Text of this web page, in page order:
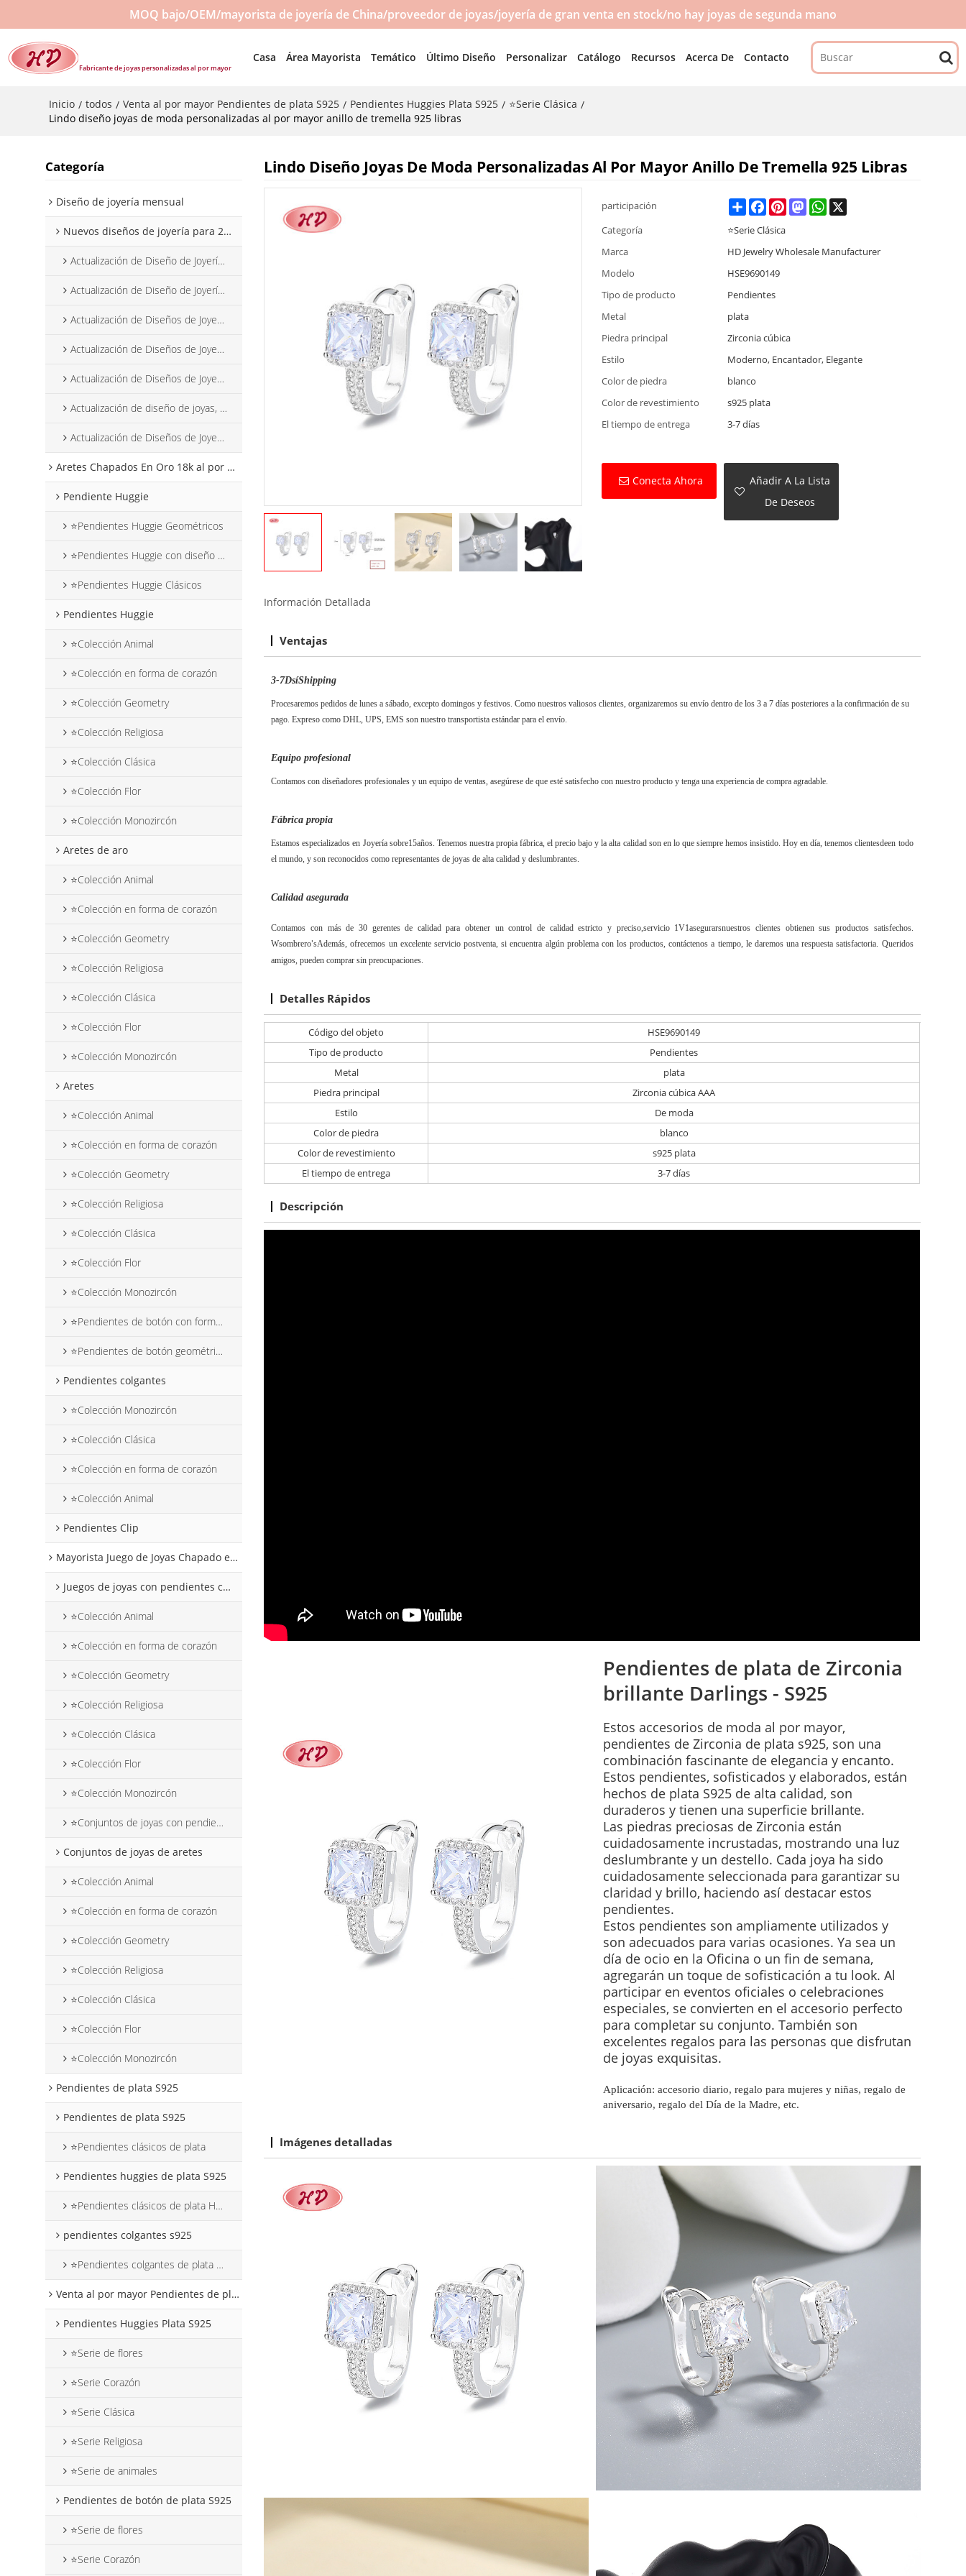
MOQ bajo/OEM/mayorista de joyería de China/proveedor de joyas/joyería de gran venta en stock/no hay joyas de segunda mano
Fabricante de joyas personalizadas al por mayor
Casa Área Mayorista Temático Último Diseño Personalizar Catálogo Recursos Acerca De Contacto
Inicio / todos / Venta al por mayor Pendientes de plata S925 / Pendientes Huggies Plata S925 / ⭐Serie Clásica /
Lindo diseño joyas de moda personalizadas al por mayor anillo de tremella 925 libras
Categoría
Diseño de joyería mensual
Nuevos diseños de joyería para 2025
Actualización de Diseño de Joyería Enero 2025
Actualización de Diseño de Joyería, febrero de 2025
Actualización de Diseños de Joyería Marzo 2025
Actualización de Diseños de Joyería Abril 2025
Actualización de Diseños de Joyería Mayo 2025
Actualización de diseño de joyas, junio de 2025
Actualización de Diseños de Joyería Julio 2025
Aretes Chapados En Oro 18k al por mayor
Pendiente Huggie
⭐Pendientes Huggie Geométricos
⭐Pendientes Huggie con diseño de flores
⭐Pendientes Huggie Clásicos
Pendientes Huggie
⭐Colección Animal
⭐Colección en forma de corazón
⭐Colección Geometry
⭐Colección Religiosa
⭐Colección Clásica
⭐Colección Flor
⭐Colección Monozircón
Aretes de aro
⭐Colección Animal
⭐Colección en forma de corazón
⭐Colección Geometry
⭐Colección Religiosa
⭐Colección Clásica
⭐Colección Flor
⭐Colección Monozircón
Aretes
⭐Colección Animal
⭐Colección en forma de corazón
⭐Colección Geometry
⭐Colección Religiosa
⭐Colección Clásica
⭐Colección Flor
⭐Colección Monozircón
⭐Pendientes de botón con forma de flor
⭐Pendientes de botón geométricos
Pendientes colgantes
⭐Colección Monozircón
⭐Colección Clásica
⭐Colección en forma de corazón
⭐Colección Animal
Pendientes Clip
Mayorista Juego de Joyas Chapado en Oro 18k
Juegos de joyas con pendientes colgantes
⭐Colección Animal
⭐Colección en forma de corazón
⭐Colección Geometry
⭐Colección Religiosa
⭐Colección Clásica
⭐Colección Flor
⭐Colección Monozircón
⭐Conjuntos de joyas con pendientes colgantes de flores
Conjuntos de joyas de aretes
⭐Colección Animal
⭐Colección en forma de corazón
⭐Colección Geometry
⭐Colección Religiosa
⭐Colección Clásica
⭐Colección Flor
⭐Colección Monozircón
Pendientes de plata S925
Pendientes de plata S925
⭐Pendientes clásicos de plata
Pendientes huggies de plata S925
⭐Pendientes clásicos de plata Huggies
pendientes colgantes s925
⭐Pendientes colgantes de plata con forma de corazón
Venta al por mayor Pendientes de plata S925
Pendientes Huggies Plata S925
⭐Serie de flores
⭐Serie Corazón
⭐Serie Clásica
⭐Serie Religiosa
⭐Serie de animales
Pendientes de botón de plata S925
⭐Serie de flores
⭐Serie Corazón
Lindo Diseño Joyas De Moda Personalizadas Al Por Mayor Anillo De Tremella 925 Libras
participación ShareFacebookPinterestMastodonWhatsApp
Categoría
⭐Serie Clásica
Marca
HD Jewelry Wholesale Manufacturer
Modelo
HSE9690149
Tipo de producto
Pendientes
Metal
plata
Piedra principal
Zirconia cúbica
Estilo
Moderno, Encantador, Elegante
Color de piedra
blanco
Color de revestimiento
s925 plata
El tiempo de entrega
3-7 días
Conecta Ahora
Añadir A La Lista
De Deseos
Información Detallada
Ventajas
3-7DsíShipping
Procesaremos pedidos de lunes a sábado, excepto domingos y festivos. Como nuestros valiosos clientes, organizaremos su envío dentro de los 3 a 7 días posteriores a la confirmación de su
pago. Expreso como DHL, UPS, EMS son nuestro transportista estándar para el envío.
Equipo profesional
Contamos con diseñadores profesionales y un equipo de ventas, asegúrese de que esté satisfecho con nuestro producto y tenga una experiencia de compra agradable.
Fábrica propia
Estamos especializados en Joyería sobre15años. Tenemos nuestra propia fábrica, el precio bajo y la alta calidad son en lo que siempre hemos insistido. Hoy en día, tenemos clientesdeen todo
el mundo, y son reconocidos como representantes de joyas de alta calidad y deslumbrantes.
Calidad asegurada
Contamos con más de 30 gerentes de calidad para obtener un control de calidad estricto y preciso,servicio 1V1asegurarsnuestros clientes obtienen sus productos satisfechos.
Wsombrero'sAdemás, ofrecemos un excelente servicio postventa, si encuentra algún problema con los productos, contáctenos a tiempo, le daremos una respuesta satisfactoria. Queridos
amigos, pueden comprar sin preocupaciones.
Detalles Rápidos
Código del objeto
HSE9690149
Tipo de producto
Pendientes
Metal
plata
Piedra principal
Zirconia cúbica AAA
Estilo
De moda
Color de piedra
blanco
Color de revestimiento
s925 plata
El tiempo de entrega
3-7 días
Descripción
Pendientes de plata de Zirconia
brillante Darlings - S925
Estos accesorios de moda al por mayor,
pendientes de Zirconia de plata s925, son una
combinación fascinante de elegancia y encanto.
Estos pendientes, sofisticados y elaborados, están
hechos de plata S925 de alta calidad, son
duraderos y tienen una superficie brillante.
Las piedras preciosas de Zirconia están
cuidadosamente incrustadas, mostrando una luz
deslumbrante y un destello. Cada joya ha sido
cuidadosamente seleccionada para garantizar su
claridad y brillo, haciendo así destacar estos
pendientes.
Estos pendientes son ampliamente utilizados y
son adecuados para varias ocasiones. Ya sea un
día de ocio en la Oficina o un fin de semana,
agregarán un toque de sofisticación a tu look. Al
participar en eventos oficiales o celebraciones
especiales, se convierten en el accesorio perfecto
para completar su conjunto. También son
excelentes regalos para las personas que disfrutan
de joyas exquisitas.
Aplicación: accesorio diario, regalo para mujeres y niñas, regalo de
aniversario, regalo del Día de la Madre, etc.
Imágenes detalladas